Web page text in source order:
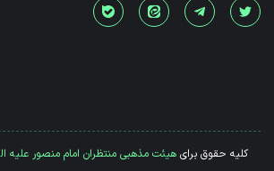
کلیه حقوق برایهیئت مذهبی منتظران امام منصور علیه